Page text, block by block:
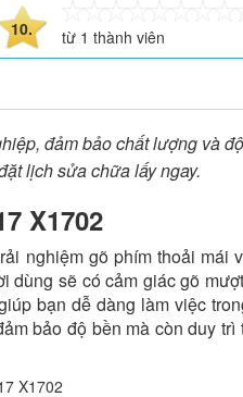
10. từ 1 thành viên
đảm bảo chất lượng và
lịch sửa chữa lấy ngay.
X1702
nghiệm gõ phím thoải mái
dùng sẽ có cảm giác gõ
bạn dễ dàng làm việc
bảo độ bền mà còn duy trì